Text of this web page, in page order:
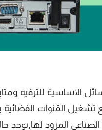
الاساسية للترفيه
القنوات
المزود لها,يوجد